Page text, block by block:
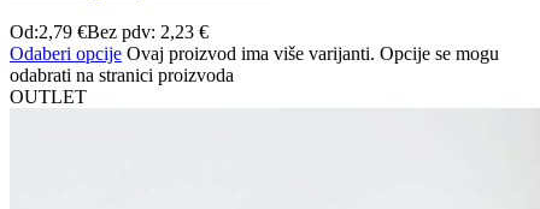
Od:2,79 €Bez pdv: 2,23 €
Odaberi opcije Ovaj proizvod ima više varijanti. Opcije se mogu
odabrati na stranici proizvoda
OUTLET